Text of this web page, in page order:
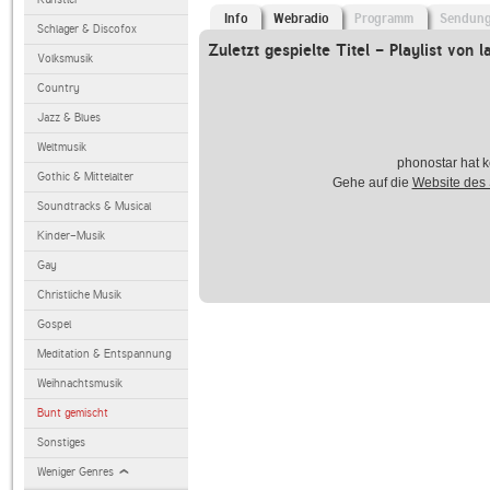
Schlager & Discofox
Volksmusik
Country
Jazz & Blues
Weltmusik
Gothic & Mittelalter
Soundtracks & Musical
Kinder-Musik
Gay
Christliche Musik
Gospel
Meditation & Entspannung
Weihnachtsmusik
Bunt gemischt
Sonstiges
Weniger Genres
Info Webradio Programm
Zuletzt gespielte Titel - Playlist von
phonostar hat
Gehe auf die Website des